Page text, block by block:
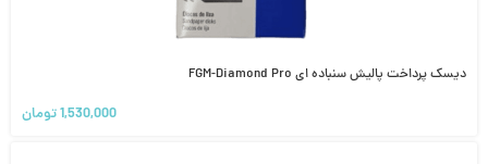
دیسک پرداخت پالیش سنباده ای FGM-Diamond Pro
1,530,000تومان